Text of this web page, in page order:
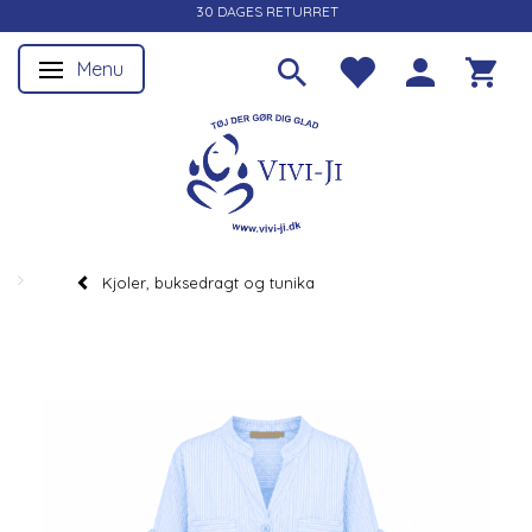
30 DAGES RETURRET
Skifte navigation
Menu
Kjoler, buksedragt og tunika